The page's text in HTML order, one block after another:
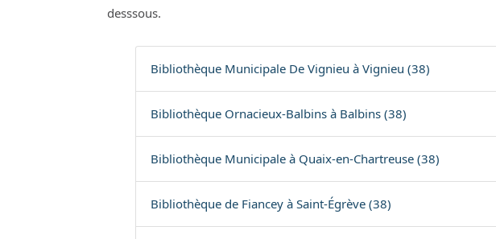
desssous.
Bibliothèque Municipale De Vignieu à Vignieu (38)
Bibliothèque Ornacieux-Balbins à Balbins (38)
Bibliothèque Municipale à Quaix-en-Chartreuse (38)
Bibliothèque de Fiancey à Saint-Égrève (38)